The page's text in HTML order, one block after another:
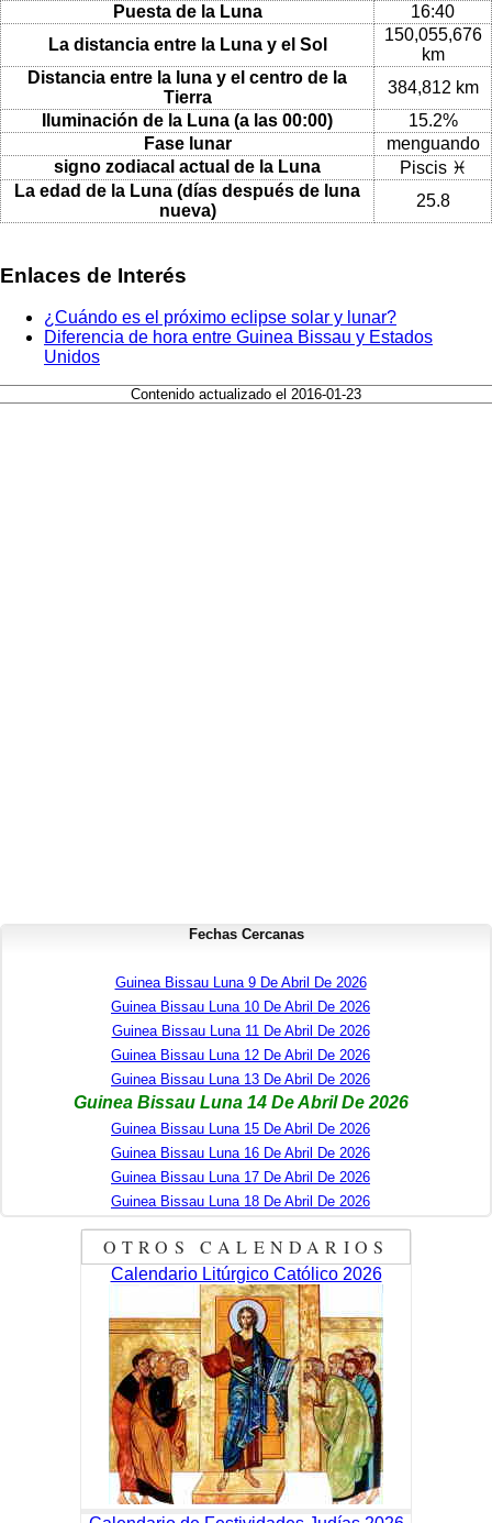
Puesta de la Luna
16:40
La distancia entre la Luna y el Sol
150,055,676
km
Distancia entre la luna y el centro de la
Tierra
384,812 km
Iluminación de la Luna (a las 00:00)
15.2%
Fase lunar
menguando
signo zodiacal actual de la Luna
Piscis ♓
La edad de la Luna (días después de luna
nueva)
25.8
Enlaces de Interés
¿Cuándo es el próximo eclipse solar y lunar?
Diferencia de hora entre Guinea Bissau y Estados
Unidos
Contenido actualizado el 2016-01-23
Fechas Cercanas
Guinea Bissau Luna 9 De Abril De 2026
Guinea Bissau Luna 10 De Abril De 2026
Guinea Bissau Luna 11 De Abril De 2026
Guinea Bissau Luna 12 De Abril De 2026
Guinea Bissau Luna 13 De Abril De 2026
Guinea Bissau Luna 14 De Abril De 2026
Guinea Bissau Luna 15 De Abril De 2026
Guinea Bissau Luna 16 De Abril De 2026
Guinea Bissau Luna 17 De Abril De 2026
Guinea Bissau Luna 18 De Abril De 2026
OTROS CALENDARIOS
Calendario Litúrgico Católico 2026